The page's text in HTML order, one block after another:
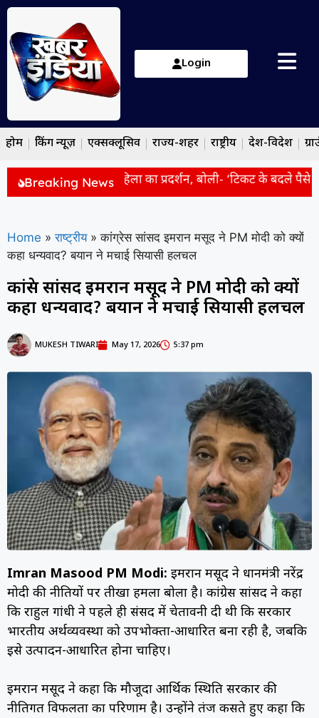
Login
होम ब्रेकिंग न्यूज़ एक्सक्लूसिव राज्य-शहर राष्ट्रीय देश-विदेश
Breaking News
के आवास के बाहर महिला का प्रदर्शन, बोली- ‘टिकट के बदले पैसे
Home » राष्ट्रीय » कांग्रेस सांसद इमरान मसूद ने PM मोदी को क्यों
कहा धन्यवाद? बयान ने मचाई सियासी हलचल
कांग्रेस सांसद इमरान मसूद ने PM मोदी को क्यों
कहा धन्यवाद? बयान ने मचाई सियासी हलचल
MUKESH TIWARI May 17, 2026 5:37 pm
Imran Masood PM Modi: इमरान मसूद ने प्रधानमंत्री नरेंद्र
मोदी की नीतियों पर तीखा हमला बोला है। कांग्रेस सांसद ने कहा
कि राहुल गांधी ने पहले ही संसद में चेतावनी दी थी कि सरकार
भारतीय अर्थव्यवस्था को उपभोक्ता-आधारित बना रही है, जबकि
इसे उत्पादन-आधारित होना चाहिए।
इमरान मसूद ने कहा कि मौजूदा आर्थिक स्थिति सरकार की
नीतिगत विफलता का परिणाम है। उन्होंने तंज कसते हुए कहा कि